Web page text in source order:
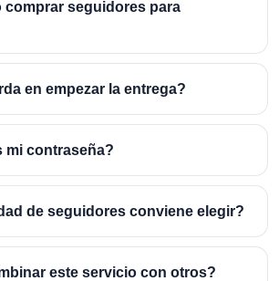
comprar seguidores para
en empezar la entrega?
mi contraseña?
de seguidores conviene elegir?
este servicio con otros?